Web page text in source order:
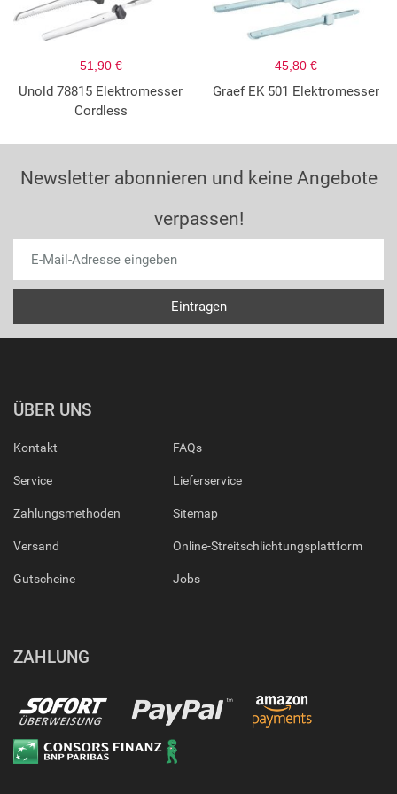
51,90 €
Unold 78815 Elektromesser
Cordless
45,80 €
Graef EK 501 Elektromesser
Newsletter abonnieren und keine Angebote
verpassen!
ÜBER UNS
Kontakt
Service
Zahlungsmethoden
Versand
Gutscheine
FAQs
Lieferservice
Sitemap
Online-Streitschlichtungsplattform
Jobs
ZAHLUNG